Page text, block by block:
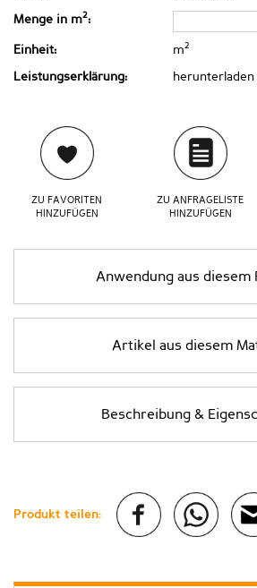
Menge in m2:
Einheit: m2
Leistungserklärung: herunterladen
ZU FAVORITEN
HINZUFÜGEN
ZU ANFRAGELISTE
HINZUFÜGEN
Anwendung aus diesem
Artikel aus diesem
Beschreibung &
Produkt teilen: